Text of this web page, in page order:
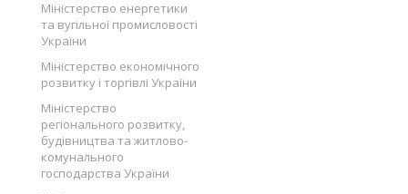
Міністерство енергетики
та вугільної промисловості
України
Міністерство економічного
розвитку і торгівлі України
Міністерство
регіонального розвитку,
будівництва та житлово-
комунального
господарства України